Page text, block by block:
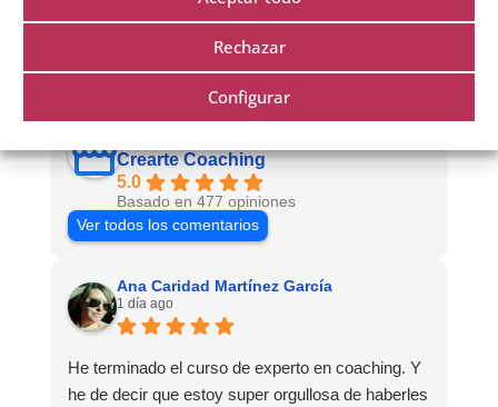
Rechazar
Configurar
Crearte Coaching
5.0
Basado en 477 opiniones
Ver todos los comentarios
Ana Caridad Martínez García
1 día ago
He terminado el curso de experto en coaching. Y
he de decir que estoy super orgullosa de haberles